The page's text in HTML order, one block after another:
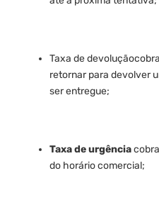
Taxa de
retornar para devolver
ser entregue;
Taxa de urgência
do horário comercial;